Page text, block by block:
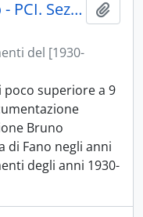
Partito comunista italiano - PCI. Sezione Bruno Venturini e Comitato di zona di Fano
del [1930-
poco superiore a 9
Bruno
di Fano negli anni
degli anni 1930-